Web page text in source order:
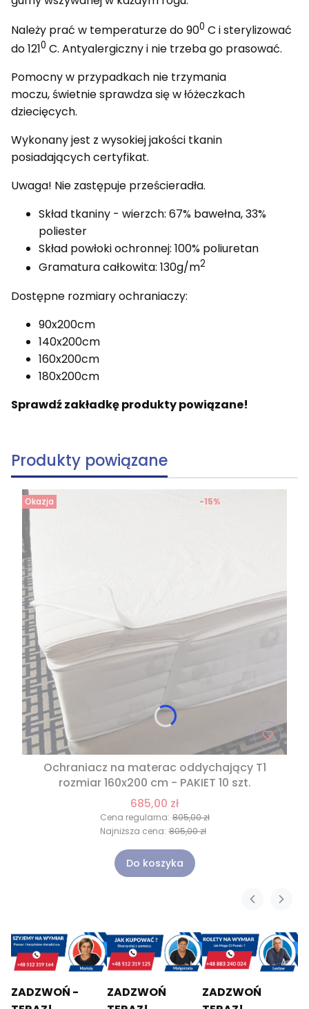
Należy prać w temperaturze do 900 C i sterylizować
do 1210 C. Antyalergiczny i nie trzeba go prasować.
Pomocny w przypadkach nie trzymania
moczu, świetnie sprawdza się w łóżeczkach
dziecięcych.
Wykonany jest z wysokiej jakości tkanin
posiadających certyfikat.
Uwaga! Nie zastępuje prześcieradła.
Skład tkaniny - wierzch: 67% bawełna, 33%
poliester
Skład powłoki ochronnej: 100% poliuretan
Gramatura całkowita: 130g/m2
Dostępne rozmiary ochraniaczy:
90x200cm
140x200cm
160x200cm
180x200cm
Sprawdź zakładkę produkty powiązane!
Produkty powiązane
Okazja
Ochraniacz na materac oddychający T1
rozmiar 160x200 cm - PAKIET 10 szt.
685,00 zł
Cena regularna: 805,00 zł
-15%
Najniższa cena: 805,00 zł
Do koszyka
ZADZWOŃ -
ZADZWOŃ
ZADZWOŃ